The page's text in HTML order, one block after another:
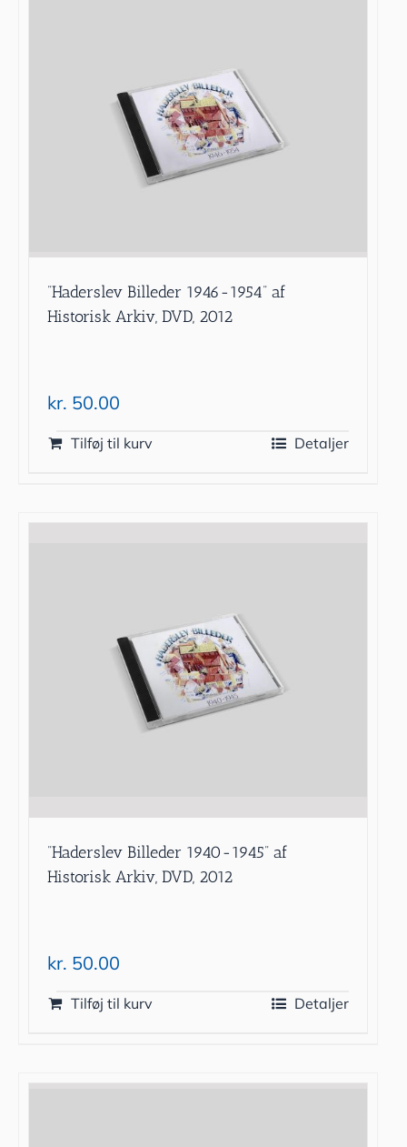
”Haderslev Billeder 1946-1954” af
Historisk Arkiv, DVD, 2012
kr. 50.00
Tilføj til kurv Detaljer
”Haderslev Billeder 1940-1945” af
Historisk Arkiv, DVD, 2012
kr. 50.00
Tilføj til kurv Detaljer